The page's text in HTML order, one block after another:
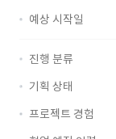
예상 시작일
진행 분류
기획 상태
프로젝트 경험